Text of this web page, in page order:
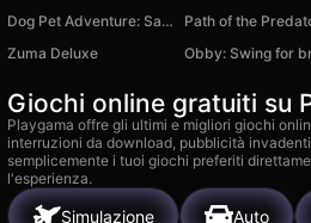
Dog Pet Adventure: Save the Puppies 3D!
Zuma Deluxe
Giochi online gratuiti su
Playgama offre gli ultimi e migliori giochi
interruzioni da download, pubblicità
semplicemente i tuoi giochi preferiti
l'esperienza.
Simulazione Auto